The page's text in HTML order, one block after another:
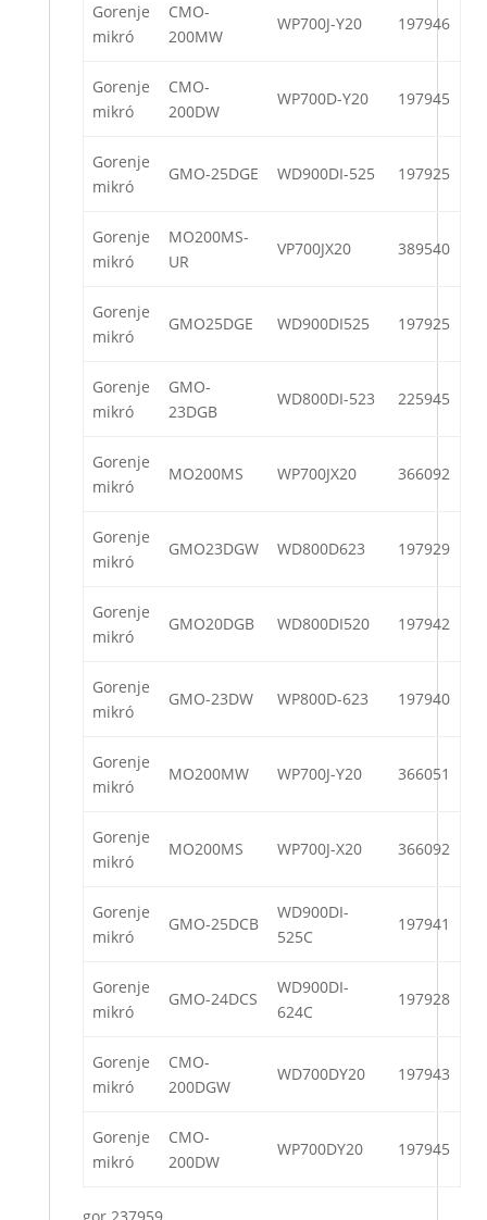
Gorenje
mikró
CMO-
200MW
WP700J-Y20 197946
Gorenje
mikró
CMO-
200DW
WP700D-Y20 197945
Gorenje
mikró
GMO-25DGE WD900DI-525 197925
Gorenje
mikró
MO200MS-
UR
VP700JX20 389540
Gorenje
mikró
GMO25DGE WD900DI525 197925
Gorenje
mikró
GMO-
23DGB
WD800DI-523 225945
Gorenje
mikró
MO200MS WP700JX20 366092
Gorenje
mikró
GMO23DGW WD800D623 197929
Gorenje
mikró
GMO20DGB WD800DI520 197942
Gorenje
mikró
GMO-23DW WP800D-623 197940
Gorenje
mikró
MO200MW WP700J-Y20 366051
Gorenje
mikró
MO200MS WP700J-X20 366092
Gorenje
mikró
GMO-25DCB
WD900DI-
525C
197941
Gorenje
mikró
GMO-24DCS
WD900DI-
624C
197928
Gorenje
mikró
CMO-
200DGW
WD700DY20 197943
Gorenje
mikró
CMO-
200DW
WP700DY20 197945